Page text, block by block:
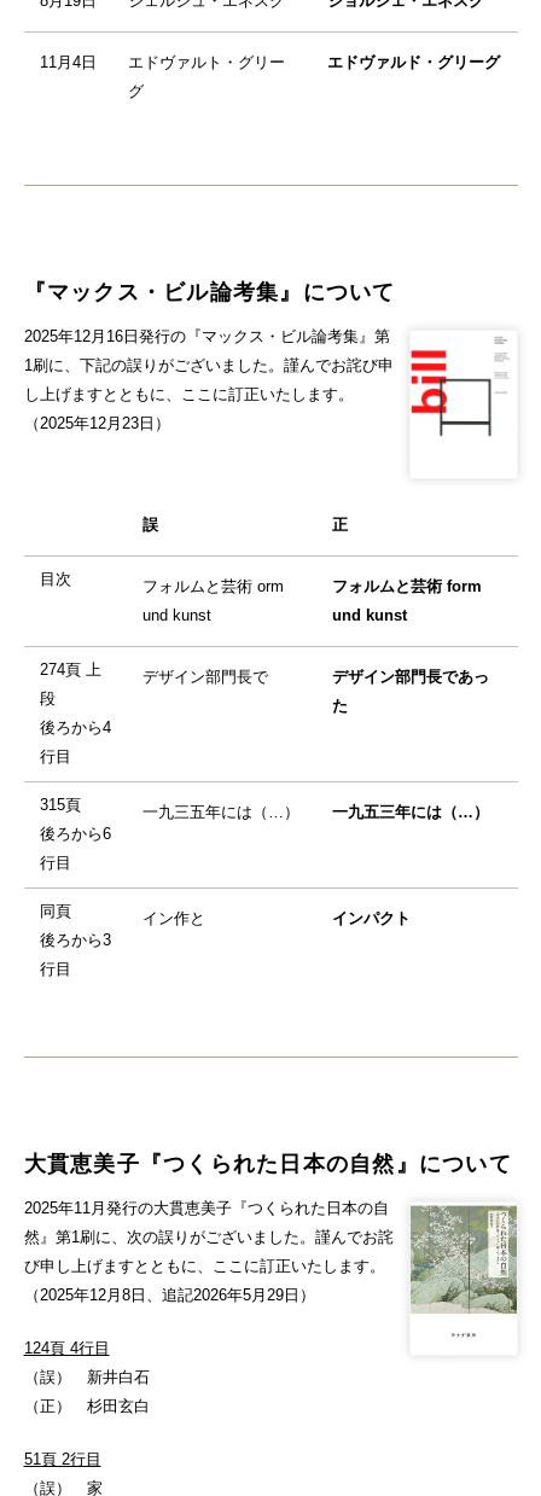
11月4日
エドヴァルト・グリー
グ
エドヴァルド・グリーグ
『マックス・ビル論考集』について
2025年12月16日発行の『マックス・ビル論考集』第
1刷に、下記の誤りがございました。謹んでお詫び申
し上げますとともに、ここに訂正いたします。
（2025年12月23日）
誤 正
目次
フォルムと芸術 orm
und kunst
フォルムと芸術 form
und kunst
274頁 上
段
後ろから4
行目
デザイン部門長で
デザイン部門長であっ
た
315頁
後ろから6
行目
一九三五年には（…） 一九五三年には（…）
同頁
後ろから3
行目
イン作と インパクト
大貫恵美子『つくられた日本の自然』について
2025年11月発行の大貫恵美子『つくられた日本の自
然』第1刷に、次の誤りがございました。謹んでお詫
び申し上げますとともに、ここに訂正いたします。
（2025年12月8日、追記2026年5月29日）
124頁 4行目
（誤） 新井白石
（正） 杉田玄白
51頁 2行目
（誤） 家